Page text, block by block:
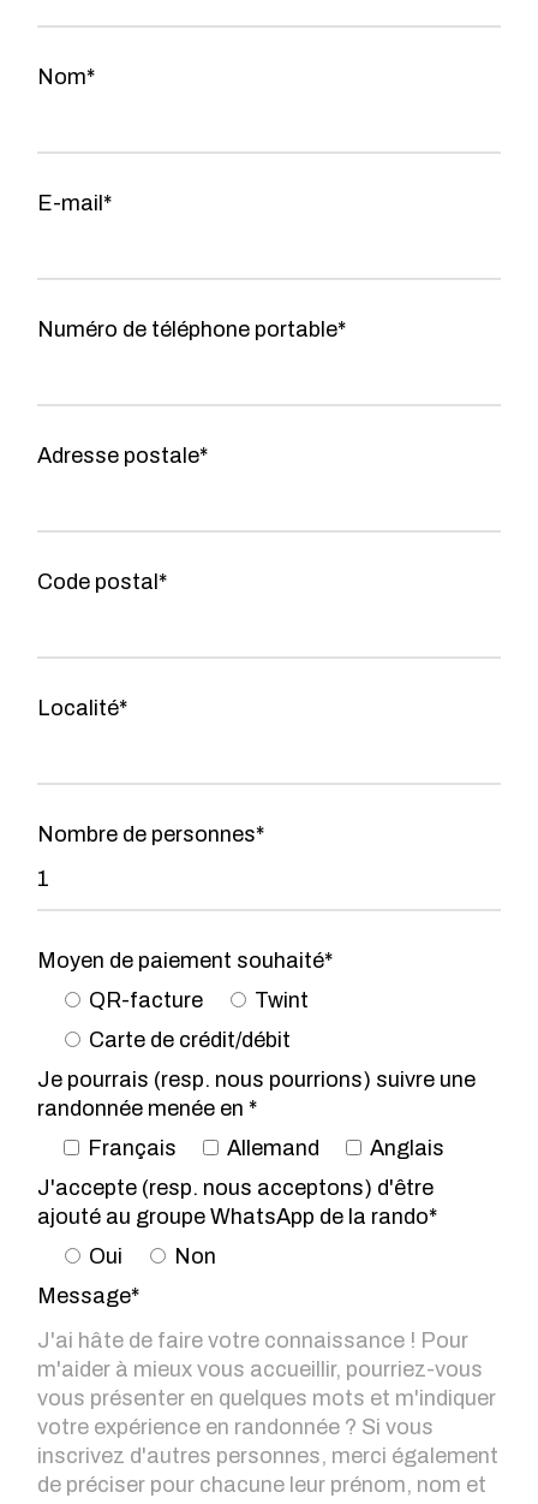
Nom*
E-mail*
Numéro de téléphone portable*
Adresse postale*
Code postal*
Localité*
Nombre de personnes*
Moyen de paiement souhaité*
QR-facture
Twint
Carte de crédit/débit
Je pourrais (resp. nous pourrions) suivre une
randonnée menée en *
Français
Allemand
Anglais
J'accepte (resp. nous acceptons) d'être
ajouté au groupe WhatsApp de la rando*
Oui
Non
Message*